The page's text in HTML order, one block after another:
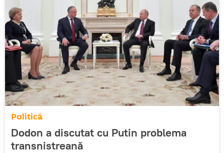
Politică
Dodon a discutat cu Putin problema
transnistreană